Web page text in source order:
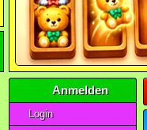
Anmelden
Login